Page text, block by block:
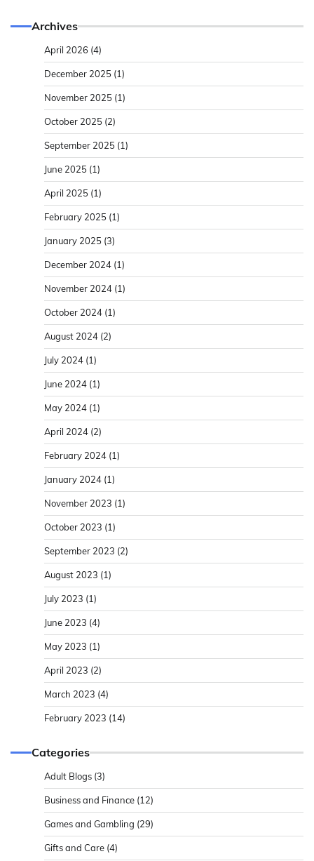
Archives
April 2026 (4)
December 2025 (1)
November 2025 (1)
October 2025 (2)
September 2025 (1)
June 2025 (1)
April 2025 (1)
February 2025 (1)
January 2025 (3)
December 2024 (1)
November 2024 (1)
October 2024 (1)
August 2024 (2)
July 2024 (1)
June 2024 (1)
May 2024 (1)
April 2024 (2)
February 2024 (1)
January 2024 (1)
November 2023 (1)
October 2023 (1)
September 2023 (2)
August 2023 (1)
July 2023 (1)
June 2023 (4)
May 2023 (1)
April 2023 (2)
March 2023 (4)
February 2023 (14)
Categories
Adult Blogs (3)
Business and Finance (12)
Games and Gambling (29)
Gifts and Care (4)